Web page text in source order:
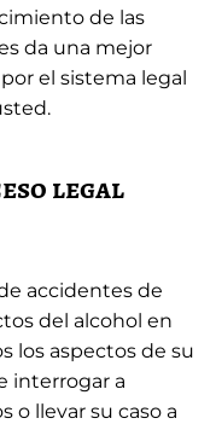
de las
da una mejor
el sistema legal
legal
accidentes de
del alcohol en
los aspectos de su
interrogar a
o llevar su caso a